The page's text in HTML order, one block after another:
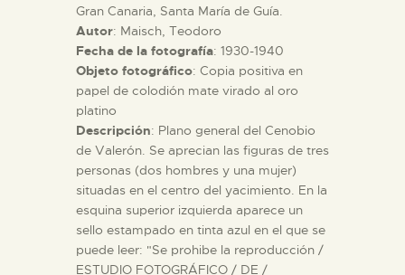
ESPAÑOL
Gran Canaria, Santa María de Guía.
Autor: Maisch, Teodoro
Fecha de la fotografía: 1930-1940
Objeto fotográfico: Copia positiva en
papel de colodión mate virado al oro
platino
Descripción: Plano general del Cenobio
de Valerón. Se aprecian las figuras de tres
personas (dos hombres y una mujer)
situadas en el centro del yacimiento. En la
esquina superior izquierda aparece un
sello estampado en tinta azul en el que se
puede leer: "Se prohibe la reproducción /
ESTUDIO FOTOGRÁFICO / DE /